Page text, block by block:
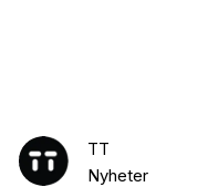
TT
Nyheter